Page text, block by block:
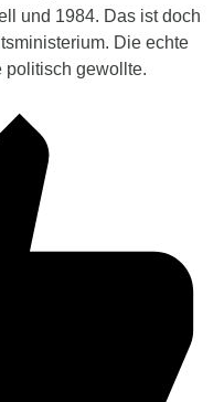
und 1984. Das ist doch
Die echte
politisch gewollte.